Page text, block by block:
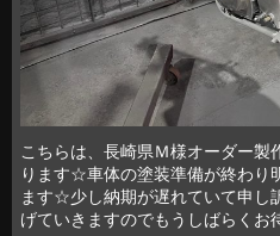
こちらは、長崎県Ｍ様オーダー製
ります☆車体の塗装準備が終わり
ます☆少し納期が遅れていて申し
げていきますのでもうしばらく